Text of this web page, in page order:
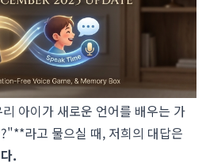
아이가 새로운 언어를 배우는 가
라고 물으실 때, 저희의 대답은
.